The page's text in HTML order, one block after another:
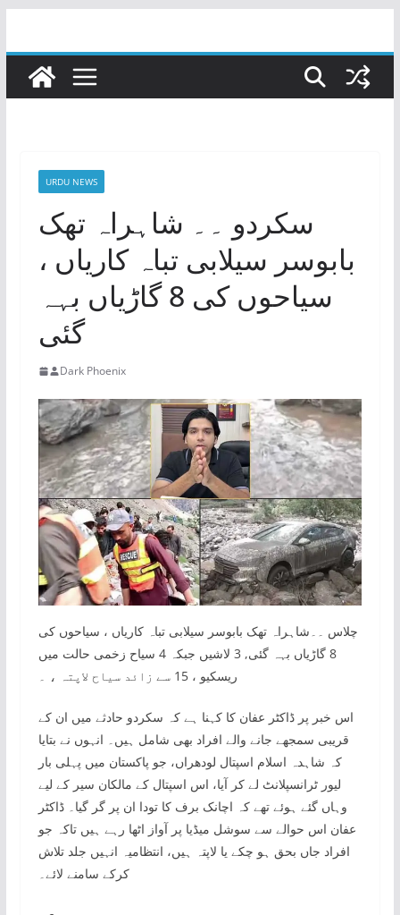
content
URDU NEWS
سکردو ۔۔ شاہراہ تھک
بابوسر سیلابی تباہ کاریاں ،
سیاحوں کی 8 گاڑیاں بہہ
گئی
Dark Phoenix
چلاس ۔۔شاہراہ تھک بابوسر سیلابی تباہ کاریاں ، سیاحوں کی
8 گاڑیاں بہہ گئی, 3 لاشیں جبکہ 4 سیاح زخمی حالت میں
ریسکیو ، 15 سے زائد سیاح لاپتہ ، ۔
اس خبر پر ڈاکٹر عفان کا کہنا ہے کہ سکردو حادثے میں ان کے
قریبی سمجھے جانے والے افراد بھی شامل ہیں۔ انہوں نے بتایا
کہ شاہدہ اسلام اسپتال لودھراں، جو پاکستان میں پہلی بار
لیور ٹرانسپلانٹ لے کر آیا، اس اسپتال کے مالکان سیر کے لیے
وہاں گئے ہوئے تھے کہ اچانک برف کا تودا ان پر گر گیا۔ ڈاکٹر
عفان اس حوالے سے سوشل میڈیا پر آواز اٹھا رہے ہیں تاکہ جو
افراد جاں بحق ہو چکے یا لاپتہ ہیں، انتظامیہ انہیں جلد تلاش
کرکے سامنے لائے۔